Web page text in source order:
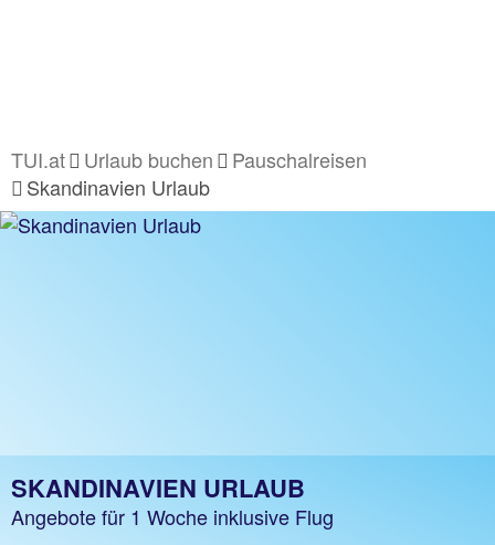
TUI.at Urlaub buchen
Pauschalreisen
Skandinavien Urlaub
SKANDINAVIEN URLAUB
Angebote für 1 Woche inklusive Flug